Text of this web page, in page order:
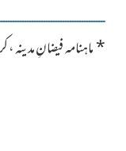
*ماہنامہ فیضانِ مدینہ ،